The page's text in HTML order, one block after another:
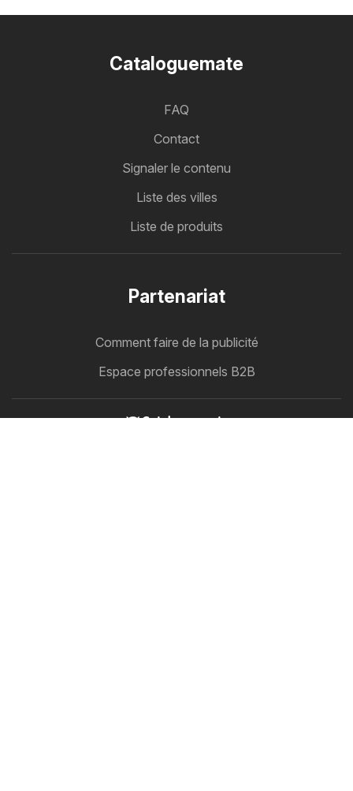
Cataloguemate
FAQ
Contact
Signaler le contenu
Liste des villes
Liste de produits
Partenariat
Comment faire de la publicité
Espace professionnels B2B
Cataloguemate